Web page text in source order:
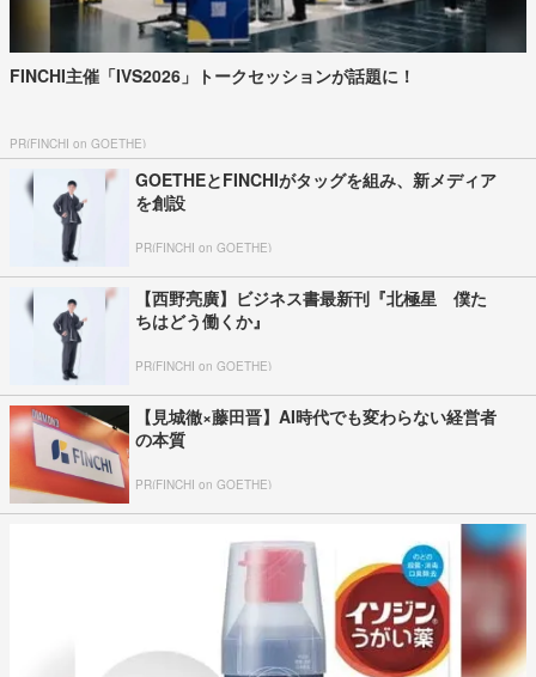
FINCHI主催「IVS2026」トークセッションが話題に！
PR(FINCHI on GOETHE)
GOETHEとFINCHIがタッグを組み、新メディア
を創設
PR(FINCHI on GOETHE)
【西野亮廣】ビジネス書最新刊『北極星 僕た
ちはどう働くか』
PR(FINCHI on GOETHE)
【見城徹×藤田晋】AI時代でも変わらない経営者
の本質
PR(FINCHI on GOETHE)